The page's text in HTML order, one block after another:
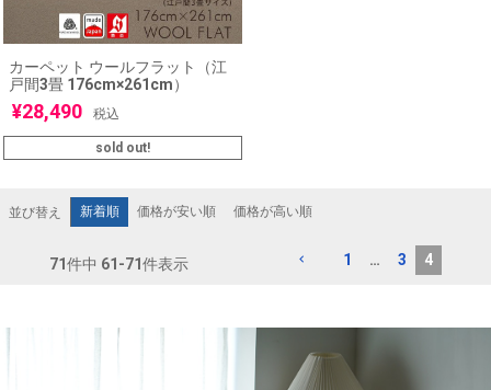
カーペット ウールフラット（江
戸間3畳 176cm×261cm）
¥28,490 税込
sold out!
並び替え 新着順 価格が安い順 価格が高い順
71件中 61 -71件表示 1 … 3 4